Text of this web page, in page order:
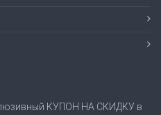
КУПОН НА СКИДКУ в